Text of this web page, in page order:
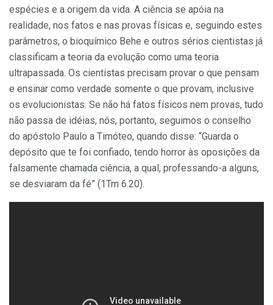
espécies e a origem da vida. A ciência se apóia na
realidade, nos fatos e nas provas físicas e, seguindo estes
parâmetros, o bioquímico Behe e outros sérios cientistas já
classificam a teoria da evolução como uma teoria
ultrapassada. Os cientistas precisam provar o que pensam
e ensinar como verdade somente o que provam, inclusive
os evolucionistas. Se não há fatos físicos nem provas, tudo
não passa de idéias, nós, portanto, seguimos o conselho
do apóstolo Paulo a Timóteo, quando disse: “Guarda o
depósito que te foi confiado, tendo horror às oposições da
falsamente chamada ciência, a qual, professando-a alguns,
se desviaram da fé” (1Tm 6.20).